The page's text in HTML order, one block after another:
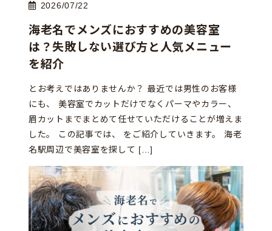
2026/07/22
海老名でメンズにおすすめの美容室
は？失敗しない選び方と人気メニュー
を紹介
とお考えではありませんか？ 最近では男性のお客様
にも、 美容室でカットだけでなくパーマやカラー、
眉カットまでまとめて任せていただけることが増えま
した。 この記事では、 をご紹介していきます。 海老
名駅周辺で美容室を探して […]